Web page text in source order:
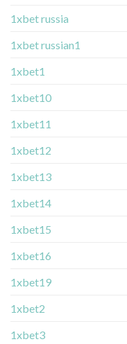
1xbet russia
1xbet russian1
1xbet1
1xbet10
1xbet11
1xbet12
1xbet13
1xbet14
1xbet15
1xbet16
1xbet19
1xbet2
1xbet3